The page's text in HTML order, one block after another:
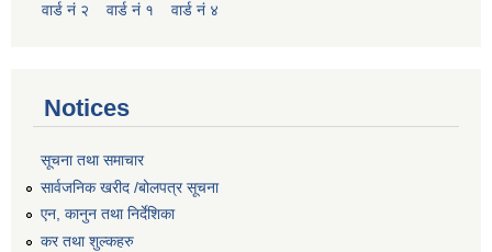
वार्ड नं २ वार्ड नं १ वार्ड नं ४
Notices
सूचना तथा समाचार
सार्वजनिक खरीद /बोलपत्र सूचना
एन, कानुन तथा निर्देशिका
कर तथा शुल्कहरु